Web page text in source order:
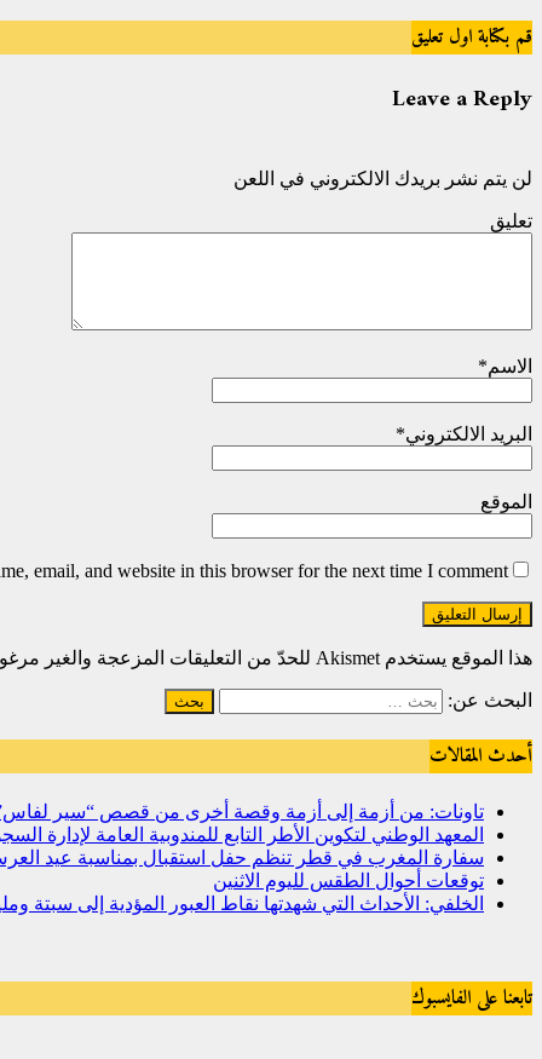
قم بكتابة اول تعليق
Leave a Reply
لن يتم نشر بريدك الالكتروني في اللعن
تعليق
الاسم*
البريد الالكتروني*
الموقع
email, and website in this browser for the next time I comment.
هذا الموقع يستخدم Akismet للحدّ من التعليقات المزعجة والغير مرغوبة.
البحث عن:
أحدث المقالات
تاونات: من أزمة إلى أزمة وقصة أخرى من قصص “سير
المعهد الوطني لتكوين الأطر التابع للمندوبية العامة
سفارة المغرب في قطر تنظم حفل استقبال بمناسبة عيد
توقعات أحوال الطقس لليوم الاثنين
الخلفي: الأحداث التي شهدتها نقاط العبور المؤدية إلى
تابعنا على الفايسبوك